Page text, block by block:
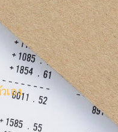
อง